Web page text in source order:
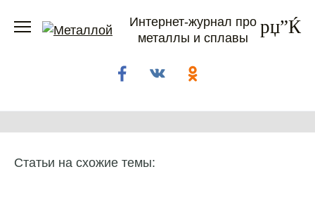
Интернет-журнал про
металлы и сплавы
Статьи на схожие темы: